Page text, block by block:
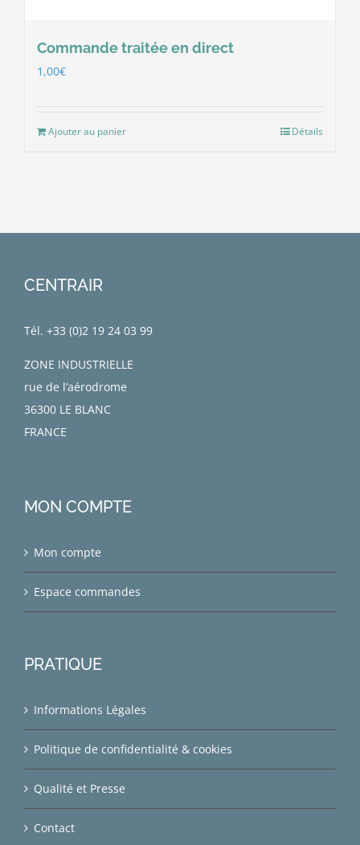
Commande traitée en direct
1,00€
Ajouter au panier Détails
CENTRAIR
Tél. +33 (0)2 19 24 03 99
ZONE INDUSTRIELLE
rue de l’aérodrome
36300 LE BLANC
FRANCE
MON COMPTE
Mon compte
Espace commandes
PRATIQUE
Informations Légales
Politique de confidentialité & cookies
Qualité et Presse
Contact